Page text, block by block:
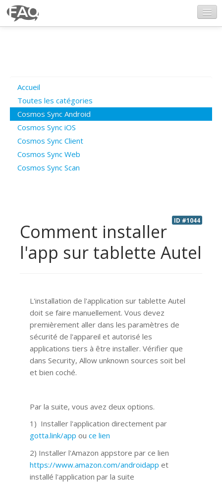
Poser une question
Questions ouvertes
Connexion
Accueil
Toutes les catégories
Cosmos Sync Android
Cosmos Sync iOS
Cosmos Sync Client
Cosmos Sync Web
Cosmos Sync Scan
ID #1044
Comment installer
l'app sur tablette Autel
L'installation de l'application sur tablette Autel
doit se faire manuellement. Vous devez
premièrement aller dans les paramètres de
sécurité de l'appareil et autorisé les
applications tiers à être installer. Vérifier que
dans Security, Allow unknown sources soit bel
et bien coché.
Par la suite, vous avez deux options.
1) Installer l'application directement par
gotta.link/app ou ce lien
2) Installer l'Amazon appstore par ce lien
https://www.amazon.com/androidapp et
installé l'application par la suite